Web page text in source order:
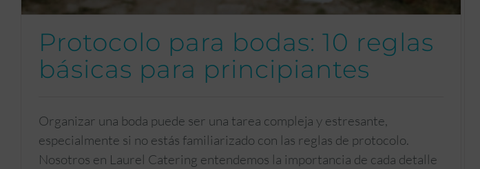
Protocolo para bodas: 10 reglas
básicas para principiantes
Organizar una boda puede ser una tarea compleja y estresante,
especialmente si no estás familiarizado con las reglas de protocolo.
Nosotros en Laurel Catering entendemos la importancia de cada detalle